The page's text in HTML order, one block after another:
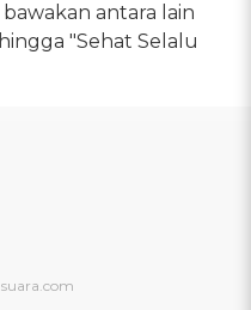
antara lain
"Sehat Selalu